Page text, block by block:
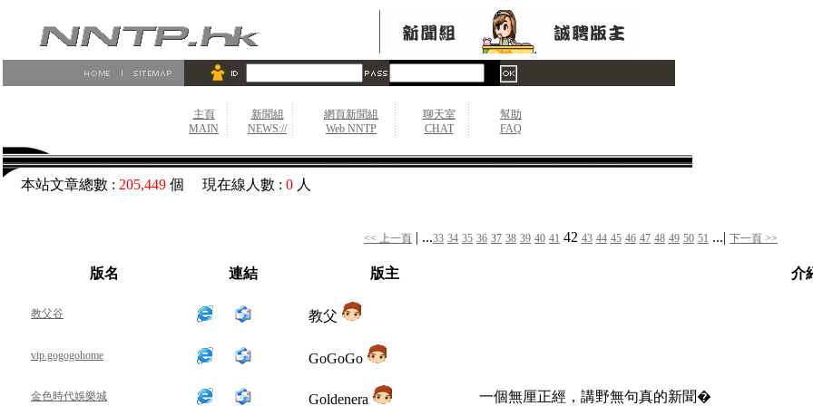
主頁
MAIN
新聞組
NEWS://
網頁新聞組
Web NNTP
聊天室
CHAT
幫助
FAQ
本站文章總數 : 205,449 個 現在線人數 : 0 人
<< 上一頁 | ...33 34 35 36 37 38 39 40 41 42 43 44 45 46 47 48 49 50 51 ...| 下一頁 >>
版名 連結 版主 介
教父谷 教父
vip.gogogohome GoGoGo
金色時代娛樂城 Goldenera 一個無厘正經，講野無句真的新聞�